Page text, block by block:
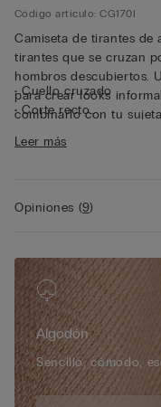
Código artículo: CG170I
Camiseta de tirantes de
tirantes que se cruzan
hombros descubiertos.
para crear looks
combinarlo con tu
• Cuello cruzado
• Corte recto
• 100 % algodón
Leer más
Opiniones (9)
Algodón
Sencillo, cómodo,